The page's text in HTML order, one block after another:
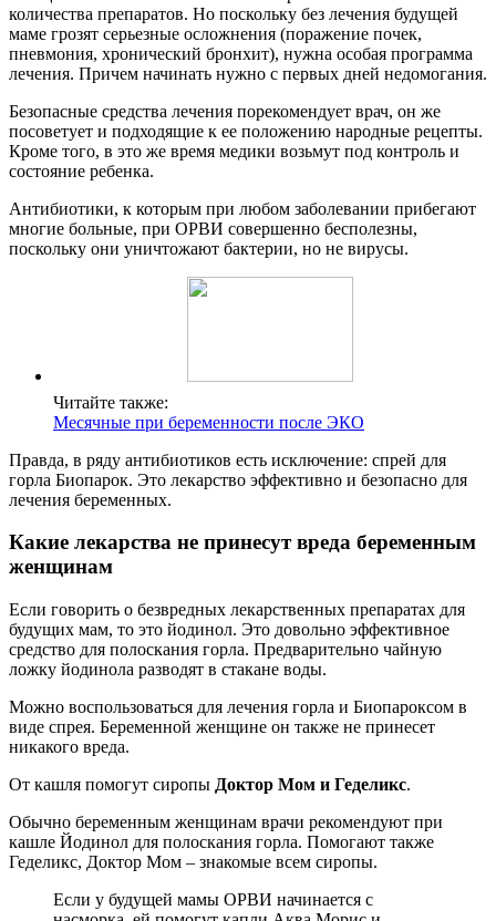
количества препаратов. Но поскольку без лечения будущей
маме грозят серьезные осложнения (поражение почек,
пневмония, хронический бронхит), нужна особая программа
лечения. Причем начинать нужно с первых дней недомогания.
Безопасные средства лечения порекомендует врач, он же
посоветует и подходящие к ее положению народные рецепты.
Кроме того, в это же время медики возьмут под контроль и
состояние ребенка.
Антибиотики, к которым при любом заболевании прибегают
многие больные, при ОРВИ совершенно бесполезны,
поскольку они уничтожают бактерии, но не вирусы.
Читайте также:
Месячные при беременности после ЭКО
Правда, в ряду антибиотиков есть исключение: спрей для
горла Биопарок. Это лекарство эффективно и безопасно для
лечения беременных.
Какие лекарства не принесут вреда беременным
женщинам
Если говорить о безвредных лекарственных препаратах для
будущих мам, то это йодинол. Это довольно эффективное
средство для полоскания горла. Предварительно чайную
ложку йодинола разводят в стакане воды.
Можно воспользоваться для лечения горла и Биопароксом в
виде спрея. Беременной женщине он также не принесет
никакого вреда.
От кашля помогут сиропы Доктор Мом и Геделикс.
Обычно беременным женщинам врачи рекомендуют при
кашле Йодинол для полоскания горла. Помогают также
Геделикс, Доктор Мом – знакомые всем сиропы.
Если у будущей мамы ОРВИ начинается с